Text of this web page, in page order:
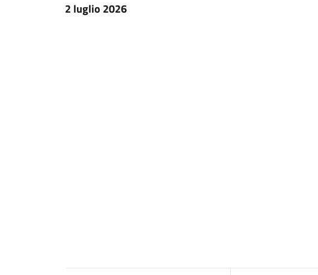
2 luglio 2026